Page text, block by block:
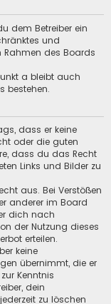
dem Betreiber ein
und
Rahmen des Boards
a bleibt auch
bestehen.
dass er keine
oder die guten
dass du das Recht
Links und Bilder zu
aus. Bei Verstößen
anderer im Board
dich nach
der Nutzung dieses
erteilen.
keine
übernimmt, die er
Kenntnis
dein
zu löschen